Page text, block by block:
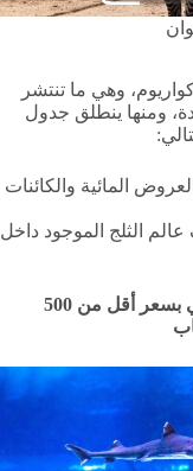
وهي ما تنتشر
ومنها ينطلق جدول
المائية والكائنات
عالم الثلج الموجود داخل
برنامج سياحي في انطاليا لمدة 5 أيام و4 ليالي بسعر أقل من 500